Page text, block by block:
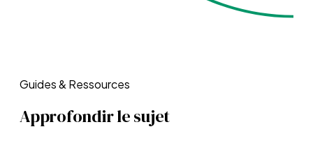
Guides & Ressources
Approfondir le sujet